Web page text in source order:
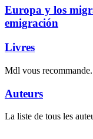
Europa y los
emigración
Livres
Mdl vous
Auteurs
La liste de tous les